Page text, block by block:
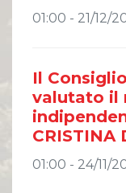
01:00 - 21/12/
Il
valutato il
CRISTINA
01:00 - 24/11/